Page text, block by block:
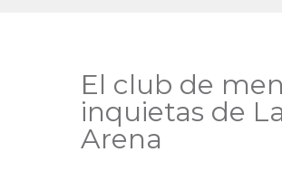
El club de
inquietas de La
Arena